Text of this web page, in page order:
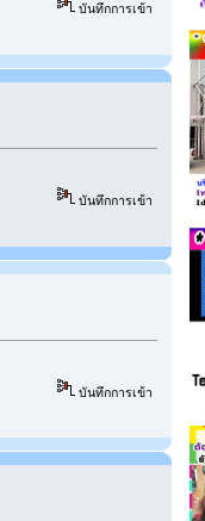
บันทึกการเข้า
บันทึกการเข้า
บันทึกการเข้า